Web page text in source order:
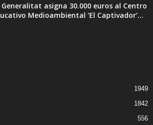
Generalitat asigna 30.000 euros al Centro
Medioambiental ‘El Captivador’...
1949
1842
556